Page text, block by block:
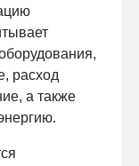
расход
а также